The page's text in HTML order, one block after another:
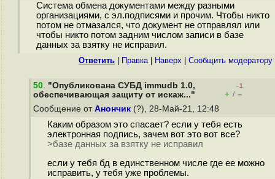
Система обмена документами между разными
организациями, с эл.подписями и прочим. Чтобы никто
потом не отмазался, что документ не отправлял или
чтобы никто потом задним числом записи в базе
данных за взятку не исправил.
Ответить Правка| Наверх Cообщить модератору
50. "Опубликована СУБД immudb 1.0,
обеспечивающая защиту от искаж..."
–1
+ / –
Сообщение от Анончик (?), 28-Май-21, 12:48
Каким образом это спасает? если у тебя есть
электронная подпись, зачем вот это вот все?
>базе данных за взятку не исправил
если у тебя бд в единственном числе где ее можно
исправить, у тебя уже проблемы.